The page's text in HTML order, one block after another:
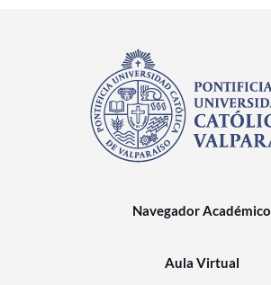
Navegador Académico
Aula Virtual